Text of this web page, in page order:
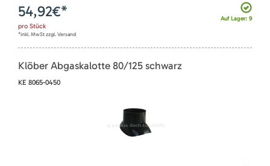
Auf Lager: 9
54,92€*
pro Stück
*inkl. MwSt zzgl. Versand
Klöber Abgaskalotte 80/125 schwarz
KE 8065-0450